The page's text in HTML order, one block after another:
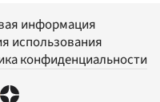
информация
использования
конфиденциальности